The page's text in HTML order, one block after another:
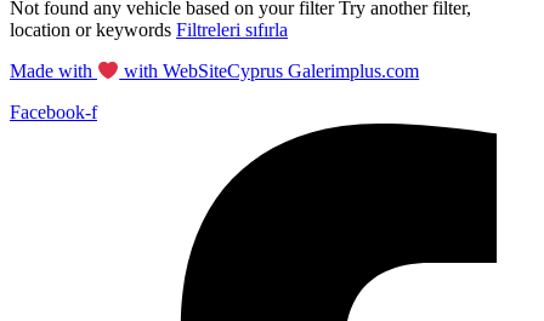
Not found any vehicle based on your filter Try another filter,
location or keywords Filtreleri sıfırla
Made with
with WebSiteCyprus Galerimplus.com
Facebook-f